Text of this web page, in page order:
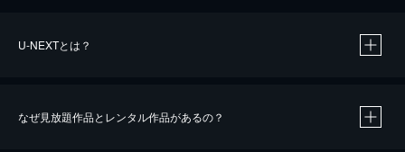
U-NEXTとは？
なぜ見放題作品とレンタル作品があるの？